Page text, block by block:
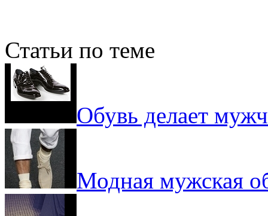
Статьи по теме
Обувь делает
Модная мужская